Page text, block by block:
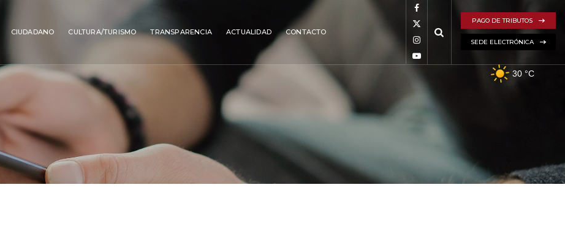
30 °C
PAGO DE TRIBUTOS
SEDE ELECTRÓNICA
CIUDADANO CULTURA/TURISMO TRANSPARENCIA ACTUALIDAD CONTACTO